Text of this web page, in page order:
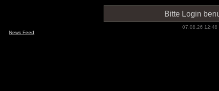
Bitte Login
07.08.26 12:48
News Feed